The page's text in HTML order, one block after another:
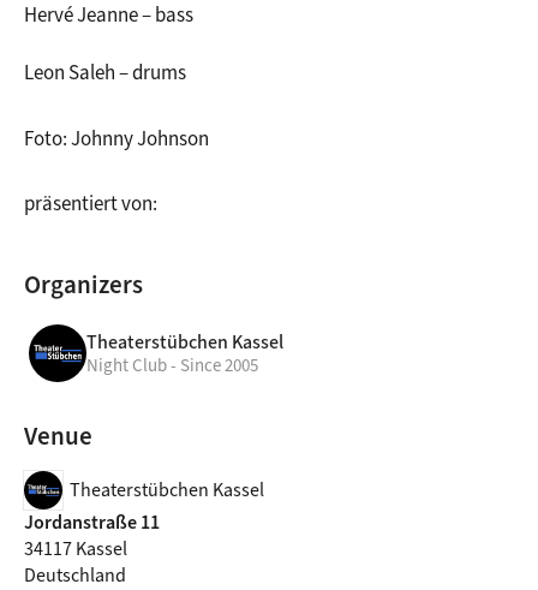
Organizers
Theaterstübchen Kassel
Night Club - Since 2005
Venue
Theaterstübchen Kassel
Jordanstraße 11
34117 Kassel
Deutschland
Hervé Jeanne – bass
Leon Saleh – drums
Foto: Johnny Johnson
präsentiert von: